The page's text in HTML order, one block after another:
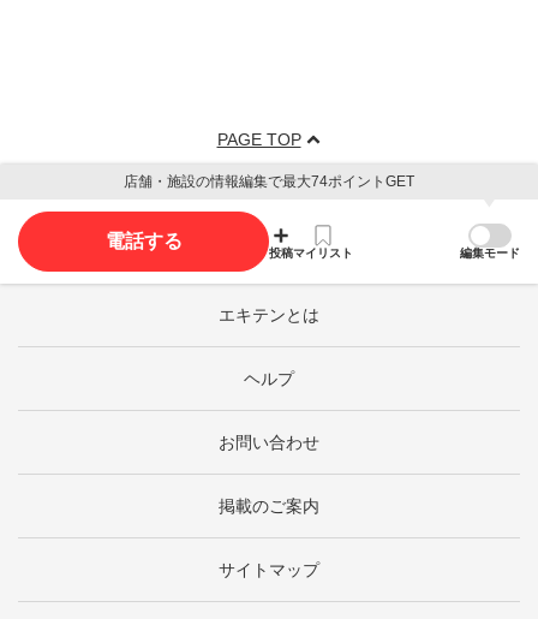
PAGE TOP
店舗・施設の情報編集で最大74ポイントGET
電話する
投稿マイリスト 編集モード
エキテンとは
ヘルプ
お問い合わせ
掲載のご案内
サイトマップ